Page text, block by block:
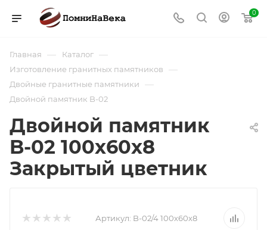
0
Главная — Каталог —
Изготовление гранитных памятников —
Двойные гранитные памятники —
Двойной памятник B-02
Двойной памятник
B-02 100х60х8
Закрытый цветник
Артикул: B-02/4 100х60х8